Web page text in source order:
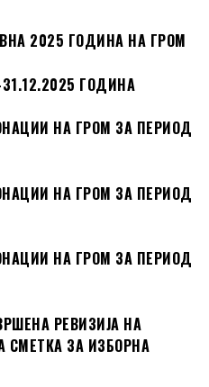
2025 ГОДИНА НА ГРОМ
ГОДИНА
НА ГРОМ ЗА ПЕРИОД
НА ГРОМ ЗА ПЕРИОД
НА ГРОМ ЗА ПЕРИОД
РЕВИЗИЈА НА
СМЕТКА ЗА ИЗБОРНА